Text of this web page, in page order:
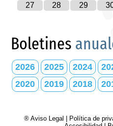
27
28 29
Boletines
2026 2025 2024
2020
2019 2018
® Aviso Legal Política de